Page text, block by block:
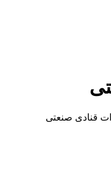
قنادی صنعتی